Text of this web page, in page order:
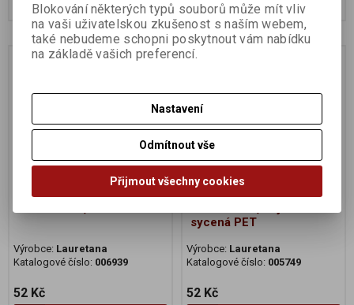
Na dotaz
Výrobce: Lauretana
Katalogové číslo: 006939
52 Kč
Na dotaz
sycená PET
Výrobce: Lauretana
Katalogové číslo: 005749
52 Kč
Blokování některých typů souborů může mít vliv
na vaši uživatelskou zkušenost s naším webem,
také nebudeme schopni poskytnout vám nabídku
na základě vašich preferencí.
Nastavení
Odmítnout vše
Přijmout všechny cookies